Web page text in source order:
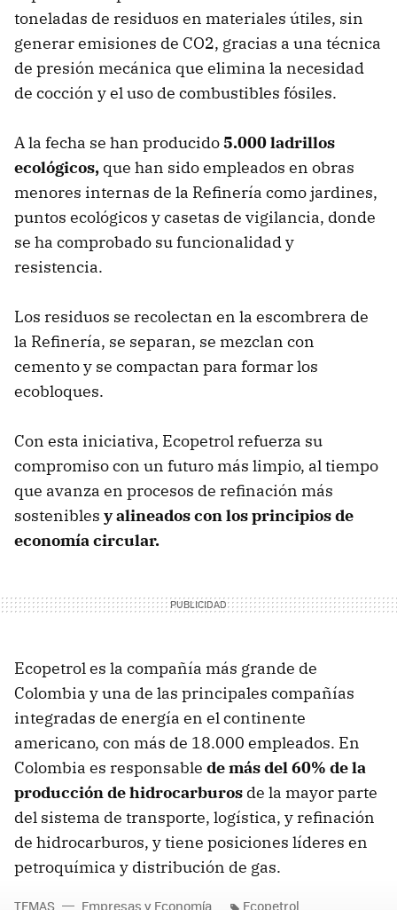
toneladas de residuos en materiales útiles, sin
generar emisiones de CO2, gracias a una técnica
de presión mecánica que elimina la necesidad
de cocción y el uso de combustibles fósiles.
A la fecha se han producido5.000 ladrillos
ecológicos, que han sido empleados en obras
menores internas de la Refinería como jardines,
puntos ecológicos y casetas de vigilancia, donde
se ha comprobado su funcionalidad y
resistencia.
Los residuos se recolectan en la escombrera de
la Refinería, se separan, se mezclan con
cemento y se compactan para formar los
ecobloques.
Con esta iniciativa, Ecopetrol refuerza su
compromiso con un futuro más limpio, al tiempo
que avanza en procesos de refinación más
sostenibles y alineados con los principios de
economía circular.
Ecopetrol es la compañía más grande de
Colombia y una de las principales compañías
integradas de energía en el continente
americano, con más de 18.000 empleados. En
Colombia es responsable de más del 60% de la
producción de hidrocarburos de la mayor parte
del sistema de transporte, logística, y refinación
de hidrocarburos, y tiene posiciones líderes en
petroquímica y distribución de gas.
TEMAS Empresas y Economía Ecopetrol